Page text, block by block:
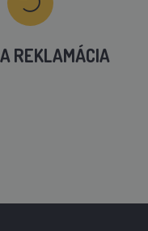
REKLAMÁCIA